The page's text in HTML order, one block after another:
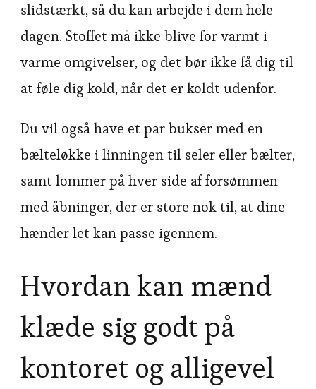
slidstærkt, så du kan arbejde i dem hele
dagen. Stoffet må ikke blive for varmt i
varme omgivelser, og det bør ikke få dig til
at føle dig kold, når det er koldt udenfor.
Du vil også have et par bukser med en
bælteløkke i linningen til seler eller bælter,
samt lommer på hver side af forsømmen
med åbninger, der er store nok til, at dine
hænder let kan passe igennem.
Hvordan kan mænd
klæde sig godt på
kontoret og alligevel